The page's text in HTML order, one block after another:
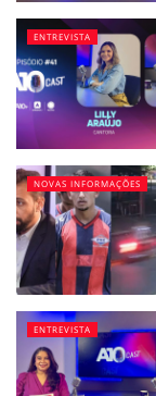
ENTREVISTA
NOVAS INFORMAÇÕES
ENTREVISTA